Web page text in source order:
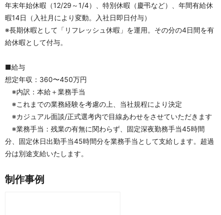
年末年始休暇（12/29～1/4）、特別休暇（慶弔など）、年間有給休
暇14日（入社月により変動。入社日即日付与）
※長期休暇として「リフレッシュ休暇」を運用。その分の4日間を有
給休暇として付与。
■給与
想定年収：360〜450万円
※内訳：本給＋業務手当
※これまでの業務経験を考慮の上、当社規程により決定
※カジュアル面談/正式選考内で目線あわせをさせていただきます
※業務手当：残業の有無に関わらず、固定深夜勤務手当45時間
分、固定休日出勤手当45時間分を業務手当として支給します。超過
分は別途支給いたします。
制作事例